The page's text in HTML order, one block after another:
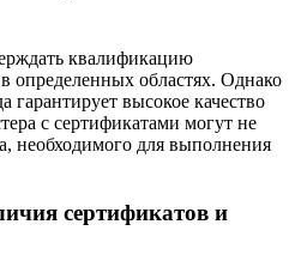
квалификацию
определенных областях. Однако
гарантирует высокое качество
с сертификатами могут не
необходимого для выполнения
сертификатов и